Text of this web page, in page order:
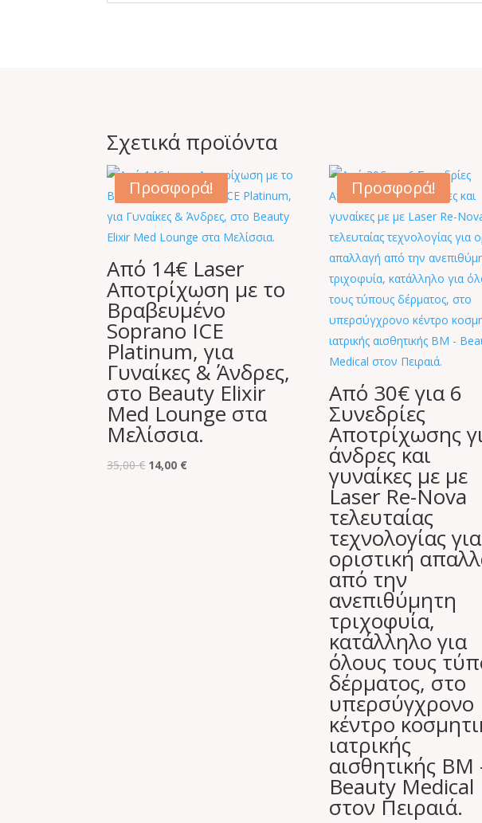
Σχετικά προϊόντα
Προσφορά!
Από 14€ Laser
Αποτρίχωση με το
Βραβευμένο
Soprano ICE
Platinum, για
Γυναίκες & Άνδρες,
στο Beauty Elixir
Med Lounge στα
Μελίσσια.
35,00€ Original
14,00 €
Προσφορά!
Από 30€ για 6
Συνεδρίες
Aποτρίχωσης
άνδρες και
γυναίκες με με
Laser Re-Nova
τελευταίας
τεχνολογίας για
οριστική
από την
ανεπιθύμητη
τριχοφυία,
κατάλληλο για
όλους τους
δέρματος, στο
υπερσύγχρονο
κέντρο
ιατρικής
αισθητικής BM
Beauty Medical
στον Πειραιά.